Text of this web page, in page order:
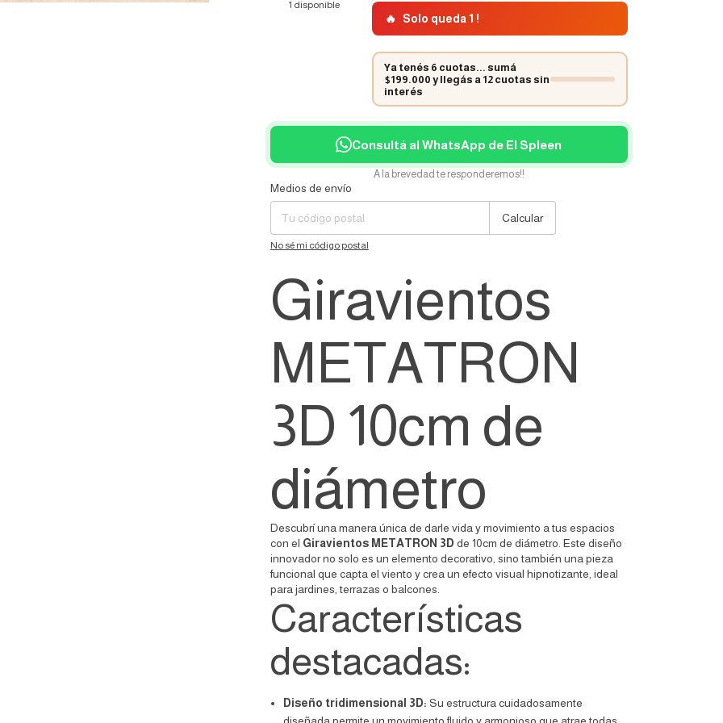
1 disponible
🔥 Solo queda 1 !
Ya tenés 6 cuotas... sumá
$199.000 y llegás a 12 cuotas sin
interés
Consultá al WhatsApp de El Spleen
A la brevedad te responderemos!!
Entregas para el CP:
Medios de envío
Calcular
No sé mi código postal
Giravientos
METATRON
3D 10cm de
diámetro
Descubrí una manera única de darle vida y movimiento a tus espacios
con el Giravientos METATRON 3D de 10cm de diámetro. Este diseño
innovador no solo es un elemento decorativo, sino también una pieza
funcional que capta el viento y crea un efecto visual hipnotizante, ideal
para jardines, terrazas o balcones.
Características
destacadas:
Diseño tridimensional 3D: Su estructura cuidadosamente